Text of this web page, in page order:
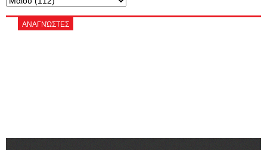
ΑΝΑΓΝΏΣΤΕΣ